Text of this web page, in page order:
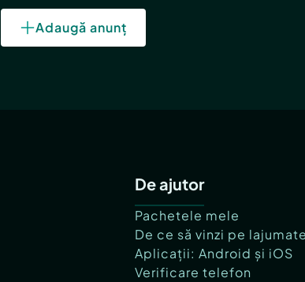
Adaugă anunț
De ajutor
Pachetele mele
De ce să vinzi pe
Aplicații: Android și iOS
Verificare telefon